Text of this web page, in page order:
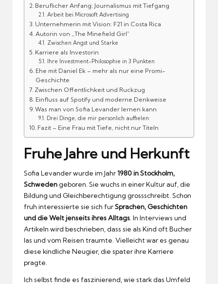
Beruflicher Anfang: Journalismus mit Tiefgang
Arbeit bei Microsoft Advertising
Unternehmerin mit Vision: F21 in Costa Rica
Autorin von ,,The Minefield Girl”
Zwischen Angst und Starke
Karriere als Investorin
Ihre Investment-Philosophie in 3 Punkten
Ehe mit Daniel Ek – mehr als nur eine Promi-
Geschichte
Zwischen Offentlichkeit und Ruckzug
Einfluss auf Spotify und moderne Denkweise
Was man von Sofia Levander lernen kann
Drei Dinge, die mir personlich auffielen:
Fazit – Eine Frau mit Tiefe, nicht nur Titeln
Fruhe Jahre und Herkunft
Sofia Levander wurde im Jahr1980 in Stockholm,
Schwedengeboren. Sie wuchs in einer Kultur auf, die
Bildung und Gleichberechtigung grossschreibt. Schon
fruh interessierte sie sich furSprachen, Geschichten
und die Welt jenseits ihres Alltags In Interviews und
Artikeln wird beschrieben, dass sie als Kind oft Bucher
las und vom Reisen traumte. Vielleicht war es genau
diese kindliche Neugier, die spater ihre Karriere
pragte.
Ich selbst finde es faszinierend, wie stark das Umfeld